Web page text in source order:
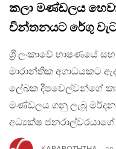
කලා මණ්ඩලය
චින්තනයට රේගු
ශ්‍රී ලංකාවේ භාෂණයේ
මාරාන්තික අගාධයකට
ලේඛක දීපචෙල්වන්ගේ
මණ්ඩලය ගනු ලැබූ
අධ්‍යක්ෂ